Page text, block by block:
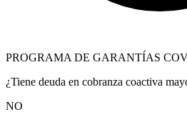
PROGRAMA DE GARANTÍAS
¿Tiene deuda en cobranza coactiva
NO